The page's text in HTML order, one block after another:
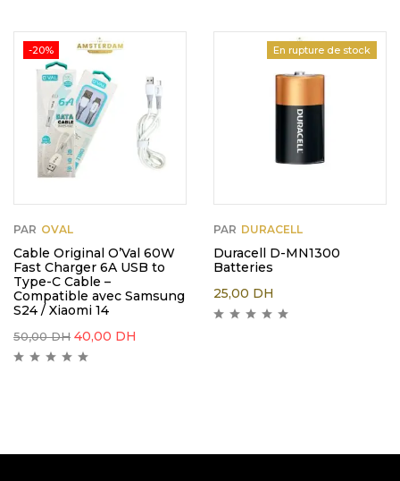
-20%
PAR OVAL
Cable Original O’Val 60W
Fast Charger 6A USB to
Type-C Cable –
Compatible avec Samsung
S24 / Xiaomi 14
50,00DH 40,00 DH
En rupture de stock
PAR DURACELL
Duracell D-MN1300
Batteries
25,00 DH